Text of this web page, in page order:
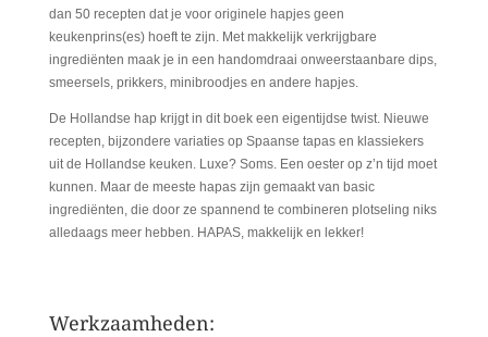
dan 50 recepten dat je voor originele hapjes geen
keukenprins(es) hoeft te zijn. Met makkelijk verkrijgbare
ingrediënten maak je in een handomdraai onweerstaanbare dips,
smeersels, prikkers, minibroodjes en andere hapjes.
De Hollandse hap krijgt in dit boek een eigentijdse twist. Nieuwe
recepten, bijzondere variaties op Spaanse tapas en klassiekers
uit de Hollandse keuken. Luxe? Soms. Een oester op z’n tijd moet
kunnen. Maar de meeste hapas zijn gemaakt van basic
ingrediënten, die door ze spannend te combineren plotseling niks
alledaags meer hebben. HAPAS, makkelijk en lekker!
Werkzaamheden: